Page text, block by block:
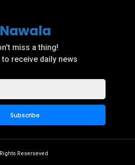
Nawala
miss a thing!
to receive daily news
Reserseved